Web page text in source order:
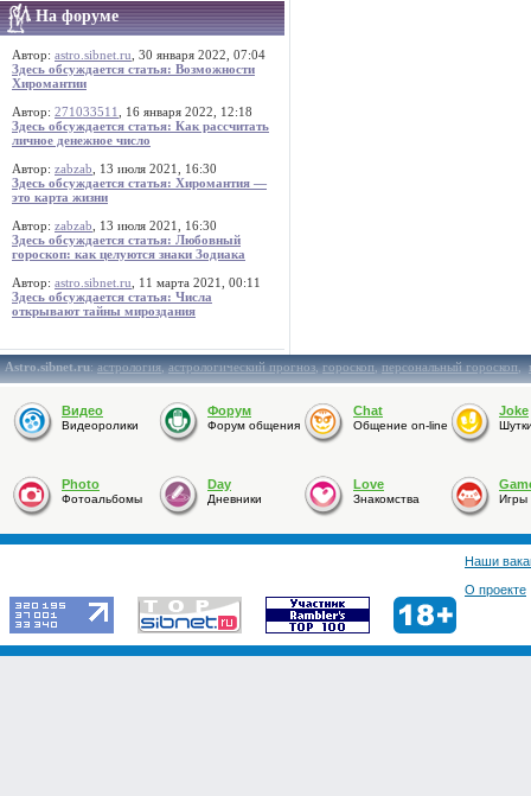
На форуме
Автор: astro.sibnet.ru , 30 января 2022, 07:04
Здесь обсуждается статья: Возможности
Хиромантии
Автор: 271033511
, 16 января 2022, 12:18
Здесь обсуждается статья: Как рассчитать
личное денежное число
Автор: zabzab , 13 июля 2021, 16:30
Здесь обсуждается статья: Хиромантия —
это карта жизни
Автор: zabzab , 13 июля 2021, 16:30
Здесь обсуждается статья: Любовный
гороскоп: как целуются знаки Зодиака
Автор: astro.sibnet.ru , 11 марта 2021, 00:11
Здесь обсуждается статья: Числа
открывают тайны мироздания
Astro.sibnet.ru:астрология,астрологический прогноз,гороскоп,персональный гороскоп,
Видео
Видеоролики
Форум
Форум общения
Chat
Общение on-line
Joke
Photo
Фотоальбомы
Day
Дневники
Love
Знакомства Игры
Наши
О проекте